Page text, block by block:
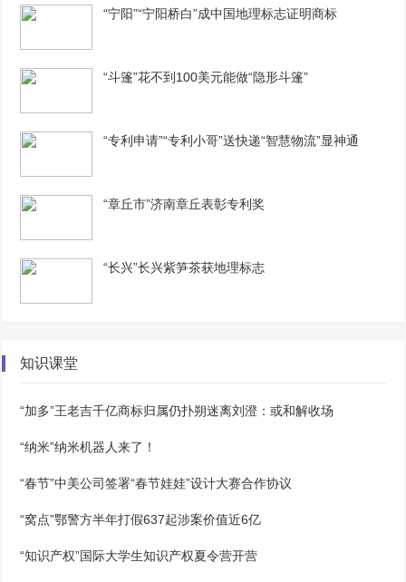
“宁阳”“宁阳桥白”成中国地理标志证明商标
“斗篷”花不到100美元能做“隐形斗篷”
“专利申请”“专利小哥”送快递“智慧物流”显神通
“章丘市”济南章丘表彰专利奖
“长兴”长兴紫笋茶获地理标志
知识课堂
“加多”王老吉千亿商标归属仍扑朔迷离刘澄：或和解收场
“纳米”纳米机器人来了！
“春节”中美公司签署“春节娃娃”设计大赛合作协议
“窝点”鄂警方半年打假637起涉案价值近6亿
“知识产权”国际大学生知识产权夏令营开营